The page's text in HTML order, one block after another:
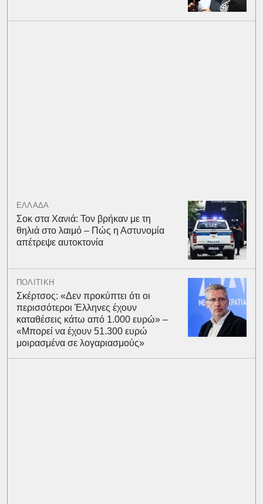
ΕΛΛΑΔΑ
Σοκ στα Χανιά: Τον βρήκαν με τη
θηλιά στο λαιμό – Πώς η Αστυνομία
απέτρεψε αυτοκτονία
ΠΟΛΙΤΙΚΗ
Σκέρτσος: «Δεν προκύπτει ότι οι
περισσότεροι Έλληνες έχουν
καταθέσεις κάτω από 1.000 ευρώ» –
«Μπορεί να έχουν 51.300 ευρώ
μοιρασμένα σε λογαριασμούς»